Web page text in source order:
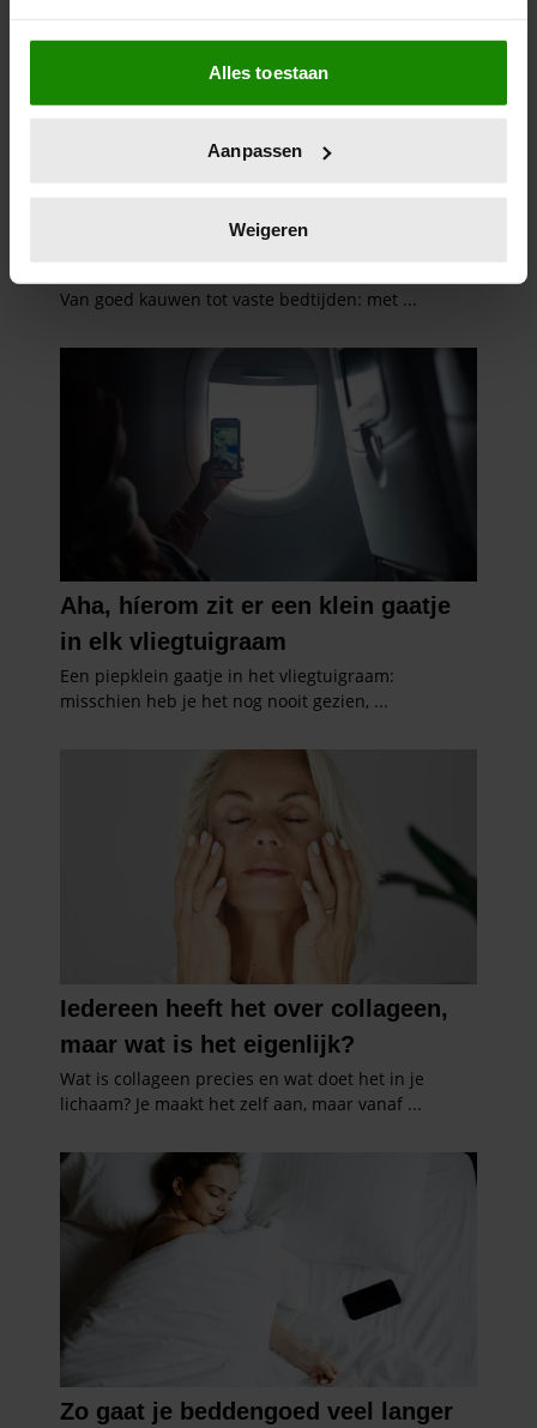
Als u het toestaat, willen we ook graag:
Informatie verzamelen over uw geografische
locatie, die tot een paar meter nauwkeurig kan zijn
scannen op specifieke eigenschappen (fingerprinting)
verwerkt en stel uw voorkeuren in het
intrekken in de Cookieverklaring.
personaliseren, om functies voor social media te bieden
en om ons websiteverkeer te analyseren. Ook delen we
informatie over uw gebruik van onze site met onze
partners voor social media, adverteren en analyse. Deze
partners kunnen deze gegevens combineren met andere
informatie die u aan ze heeft verstrekt of die ze hebben
verzameld op basis van uw gebruik van hun services. U
gaat akkoord met onze cookies als u onze website blijft
gebruiken.
Alles toestaan
Aanpassen
Weigeren